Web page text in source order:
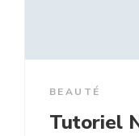
BEAUTÉ
Tutoriel